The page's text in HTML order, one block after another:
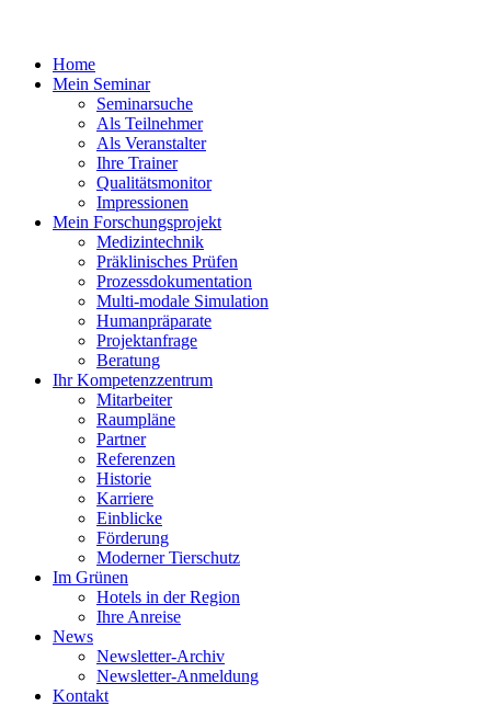
Home
Mein Seminar
Seminarsuche
Als Teilnehmer
Als Veranstalter
Ihre Trainer
Qualitätsmonitor
Impressionen
Mein Forschungsprojekt
Medizintechnik
Präklinisches Prüfen
Prozessdokumentation
Multi-modale Simulation
Humanpräparate
Projektanfrage
Beratung
Ihr Kompetenzzentrum
Mitarbeiter
Raumpläne
Partner
Referenzen
Historie
Karriere
Einblicke
Förderung
Moderner Tierschutz
Im Grünen
Hotels in der Region
Ihre Anreise
News
Newsletter-Archiv
Newsletter-Anmeldung
Kontakt